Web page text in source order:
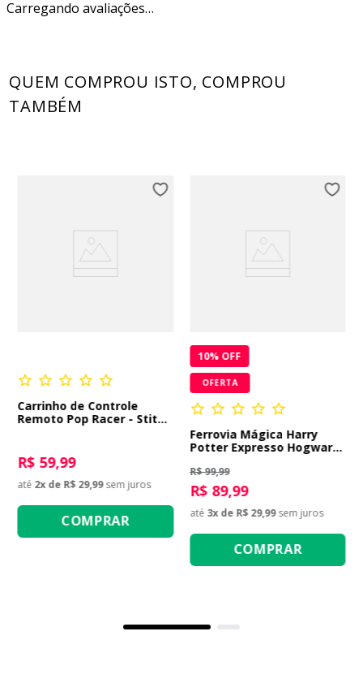
Carregando avaliações…
QUEM COMPROU ISTO, COMPROU
TAMBÉM
Carrinho de Controle
Remoto Pop Racer - Stitch
R$ 59,99
até 2x de R$ 29,99 sem juros
COMPRAR
10% OFF
OFERTA
Ferrovia Mágica Harry
Potter Expresso Hogwarts
R$ 99,99
R$ 89,99
até 3x de R$ 29,99 sem juros
COMPRAR